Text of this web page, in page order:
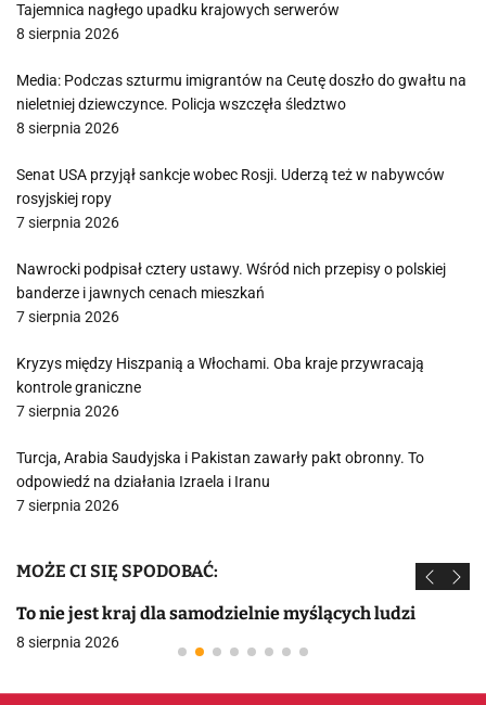
Tajemnica nagłego upadku krajowych serwerów
8 sierpnia 2026
Media: Podczas szturmu imigrantów na Ceutę doszło do gwałtu na
nieletniej dziewczynce. Policja wszczęła śledztwo
8 sierpnia 2026
Senat USA przyjął sankcje wobec Rosji. Uderzą też w nabywców
rosyjskiej ropy
7 sierpnia 2026
Nawrocki podpisał cztery ustawy. Wśród nich przepisy o polskiej
banderze i jawnych cenach mieszkań
7 sierpnia 2026
Kryzys między Hiszpanią a Włochami. Oba kraje przywracają
kontrole graniczne
7 sierpnia 2026
Turcja, Arabia Saudyjska i Pakistan zawarły pakt obronny. To
odpowiedź na działania Izraela i Iranu
7 sierpnia 2026
MOŻE CI SIĘ SPODOBAĆ:
To nie jest kraj dla samodzielnie myślących ludzi
8 sierpnia 2026